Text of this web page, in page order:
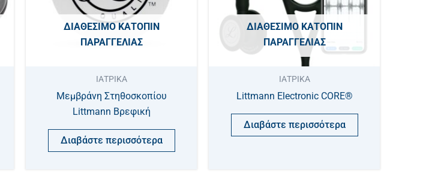
ΔΙΑΘΈΣΙΜΟ ΚΑΤΌΠΙΝ
ΠΑΡΑΓΓΕΛΊΑΣ
ΙΑΤΡΙΚΑ
Μεμβράνη Στηθοσκοπίου
Littmann Βρεφική
Διαβάστε περισσότερα
ΔΙΑΘΈΣΙΜΟ ΚΑΤΌΠΙΝ
ΠΑΡΑΓΓΕΛΊΑΣ
ΙΑΤΡΙΚΑ
Littmann Electronic CORE®
Διαβάστε περισσότερα